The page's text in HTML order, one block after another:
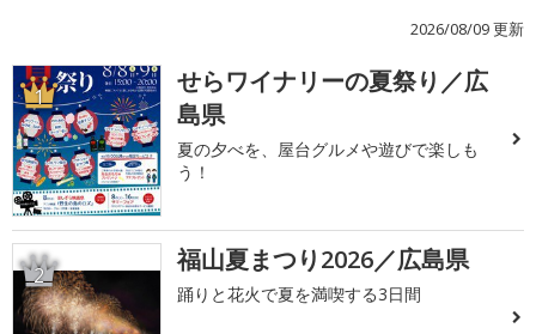
2026/08/09 更新
1
せらワイナリーの夏祭り／広
島県
夏の夕べを、屋台グルメや遊びで楽しも
う！
2 福山夏まつり2026／広島県
踊りと花火で夏を満喫する3日間